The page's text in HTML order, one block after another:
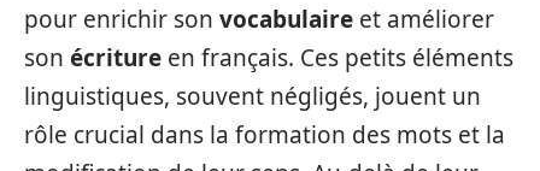
pour enrichir son vocabulaire et améliorer
son écriture en français. Ces petits éléments
linguistiques, souvent négligés, jouent un
rôle crucial dans la formation des mots et la